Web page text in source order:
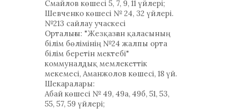
Смайлов көшесі 5, 7, 9, 11 үйлері;
Шевченко көшесі № 24, 32 үйлері.
№213 сайлау учаскесі
Орталығы: "Жезқазған қаласының
білім бөлімінің №24 жалпы орта
білім беретін мектебі"
коммуналдық мемлекеттік
мекемесі, Аманжолов көшесі, 18 үй.
Шекаралары:
Абай көшесі № 49, 49а, 49б, 51, 53,
55, 57, 59 үйлері;